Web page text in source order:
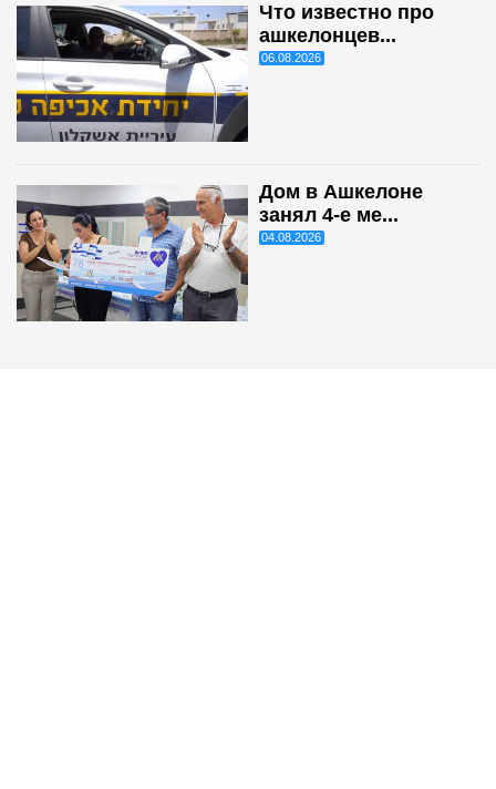
Что известно про
ашкелонцев...
06.08.2026
Дом в Ашкелоне
занял 4-е ме...
04.08.2026